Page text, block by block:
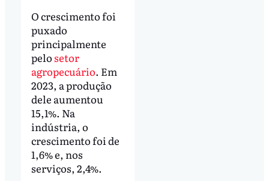
O crescimento foi
puxado
principalmente
pelo setor
agropecuário. Em
2023, a produção
dele aumentou
15,1%. Na
indústria, o
crescimento foi de
1,6% e, nos
serviços, 2,4%.